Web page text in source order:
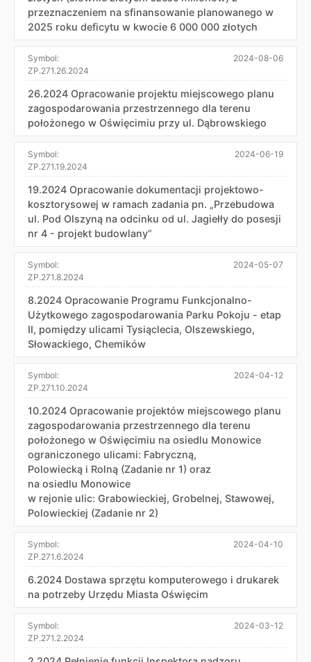
przeznaczeniem na sfinansowanie planowanego w
2025 roku deficytu w kwocie 6 000 000 złotych
Symbol:
ZP.271.26.2024
2024-08-06
26.2024 Opracowanie projektu miejscowego planu
zagospodarowania przestrzennego dla terenu
położonego w Oświęcimiu przy ul. Dąbrowskiego
Symbol:
ZP.271.19.2024
2024-06-19
19.2024 Opracowanie dokumentacji projektowo-
kosztorysowej w ramach zadania pn. „Przebudowa
ul. Pod Olszyną na odcinku od ul. Jagiełły do posesji
nr 4 - projekt budowlany”
Symbol:
ZP.271.8.2024
2024-05-07
8.2024 Opracowanie Programu Funkcjonalno-
Użytkowego zagospodarowania Parku Pokoju - etap
II, pomiędzy ulicami Tysiąclecia, Olszewskiego,
Słowackiego, Chemików
Symbol:
ZP.271.10.2024
2024-04-12
10.2024 Opracowanie projektów miejscowego planu
zagospodarowania przestrzennego dla terenu
położonego w Oświęcimiu na osiedlu Monowice
ograniczonego ulicami: Fabryczną,
Polowiecką i Rolną (Zadanie nr 1) oraz
na osiedlu Monowice
w rejonie ulic: Grabowieckiej, Grobelnej, Stawowej,
Polowieckiej (Zadanie nr 2)
Symbol:
ZP.271.6.2024
2024-04-10
6.2024 Dostawa sprzętu komputerowego i drukarek
na potrzeby Urzędu Miasta Oświęcim
Symbol:
ZP.271.2.2024
2024-03-12